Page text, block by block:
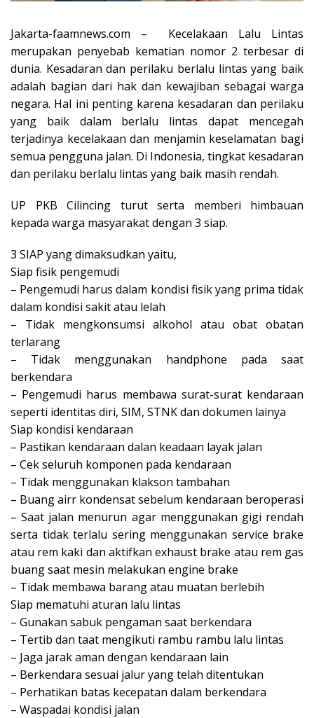
Jakarta-faamnews.com – Kecelakaan Lalu Lintas
merupakan penyebab kematian nomor 2 terbesar di
dunia. Kesadaran dan perilaku berlalu lintas yang baik
adalah bagian dari hak dan kewajiban sebagai warga
negara. Hal ini penting karena kesadaran dan perilaku
yang baik dalam berlalu lintas dapat mencegah
terjadinya kecelakaan dan menjamin keselamatan bagi
semua pengguna jalan. Di Indonesia, tingkat kesadaran
dan perilaku berlalu lintas yang baik masih rendah.
UP PKB Cilincing turut serta memberi himbauan
kepada warga masyarakat dengan 3 siap.
3 SIAP yang dimaksudkan yaitu,
Siap fisik pengemudi
– Pengemudi harus dalam kondisi fisik yang prima tidak
dalam kondisi sakit atau lelah
– Tidak mengkonsumsi alkohol atau obat obatan
terlarang
– Tidak menggunakan handphone pada saat
berkendara
– Pengemudi harus membawa surat-surat kendaraan
seperti identitas diri, SIM, STNK dan dokumen lainya
Siap kondisi kendaraan
– Pastikan kendaraan dalan keadaan layak jalan
– Cek seluruh komponen pada kendaraan
– Tidak menggunakan klakson tambahan
– Buang airr kondensat sebelum kendaraan beroperasi
– Saat jalan menurun agar menggunakan gigi rendah
serta tidak terlalu sering menggunakan service brake
atau rem kaki dan aktifkan exhaust brake atau rem gas
buang saat mesin melakukan engine brake
– Tidak membawa barang atau muatan berlebih
Siap mematuhi aturan lalu lintas
– Gunakan sabuk pengaman saat berkendara
– Tertib dan taat mengikuti rambu rambu lalu lintas
– Jaga jarak aman dengan kendaraan lain
– Berkendara sesuai jalur yang telah ditentukan
– Perhatikan batas kecepatan dalam berkendara
– Waspadai kondisi jalan